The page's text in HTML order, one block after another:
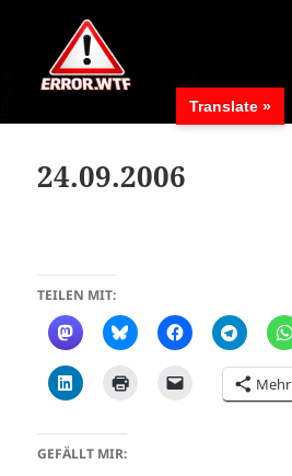
24.09.2006
TEILEN MIT:
Mehr
GEFÄLLT MIR:
Translate »